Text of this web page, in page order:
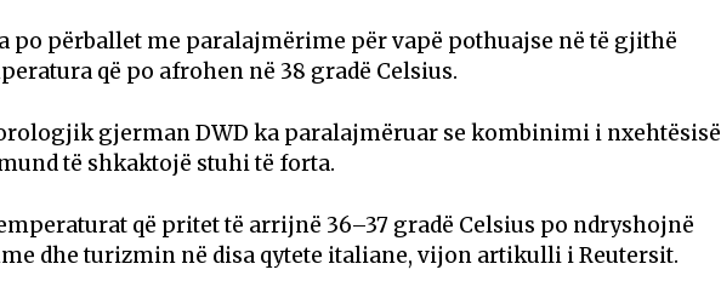
po përballet me paralajmërime për vapë pothuajse në të gjithë
që po afrohen në 38 gradë Celsius.
gjerman DWD ka paralajmëruar se kombinimi i nxehtësisë
të shkaktojë stuhi të forta.
që pritet të arrijnë 36–37 gradë Celsius po ndryshojnë
dhe turizmin në disa qytete italiane, vijon artikulli i Reutersit.